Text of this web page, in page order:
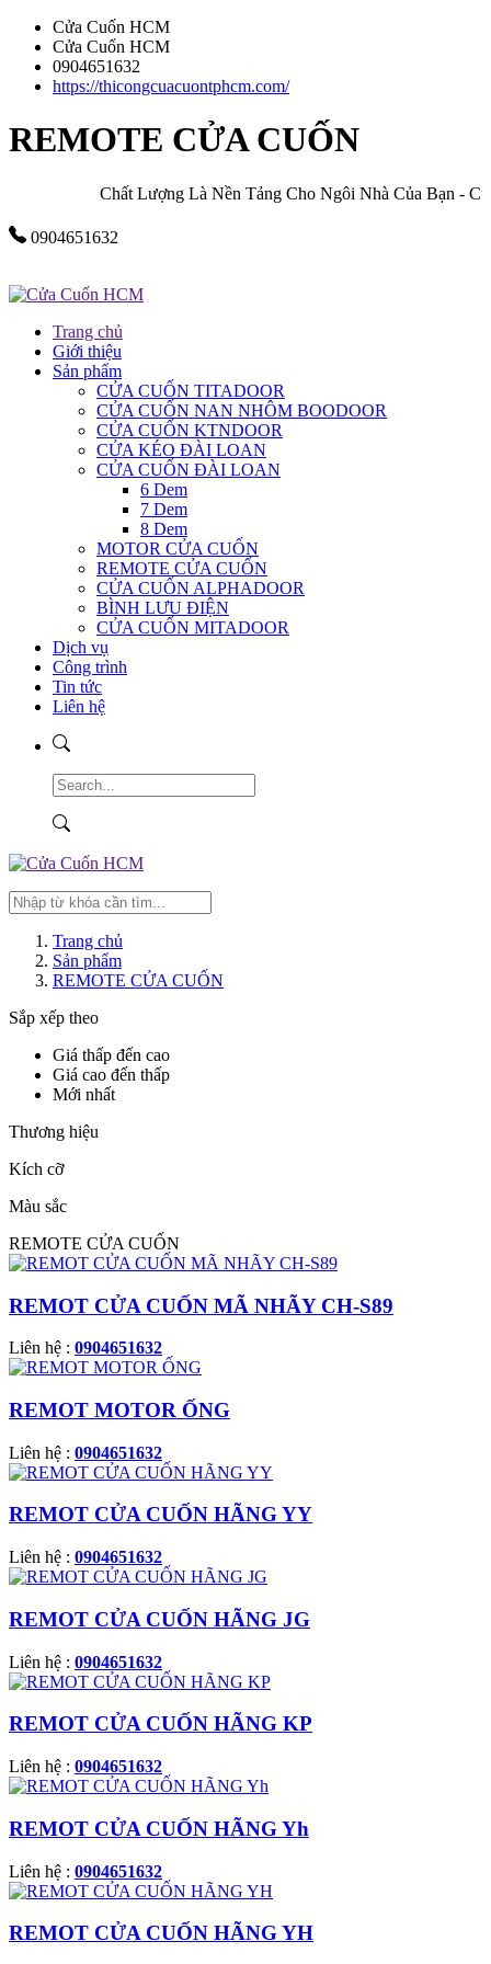
Cửa Cuốn HCM
Cửa Cuốn HCM
0904651632
https://thicongcuacuontphcm.com/
REMOTE CỬA CUỐN
Chất Lượng Là Nền Tảng Cho Ngôi Nhà Của Bạn -
0904651632
Trang chủ
Giới thiệu
Sản phẩm
CỬA CUỐN TITADOOR
CỬA CUỐN NAN NHÔM BOODOOR
CỬA CUỐN KTNDOOR
CỬA KÉO ĐÀI LOAN
CỬA CUỐN ĐÀI LOAN
6 Dem
7 Dem
8 Dem
MOTOR CỬA CUỐN
REMOTE CỬA CUỐN
CỬA CUỐN ALPHADOOR
BÌNH LƯU ĐIỆN
CỬA CUỐN MITADOOR
Dịch vụ
Công trình
Tin tức
Liên hệ
Trang chủ
Sản phẩm
REMOTE CỬA CUỐN
Sắp xếp theo
Giá thấp đến cao
Giá cao đến thấp
Mới nhất
Thương hiệu
Kích cỡ
Màu sắc
REMOTE CỬA CUỐN
REMOT CỬA CUỐN MÃ NHÃY CH-S89
Liên hệ : 0904651632
REMOT MOTOR ỐNG
Liên hệ : 0904651632
REMOT CỬA CUỐN HÃNG YY
Liên hệ : 0904651632
REMOT CỬA CUỐN HÃNG JG
Liên hệ : 0904651632
REMOT CỬA CUỐN HÃNG KP
Liên hệ : 0904651632
REMOT CỬA CUỐN HÃNG Yh
Liên hệ : 0904651632
REMOT CỬA CUỐN HÃNG YH